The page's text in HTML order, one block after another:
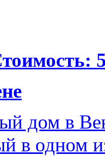
дом в
в одном